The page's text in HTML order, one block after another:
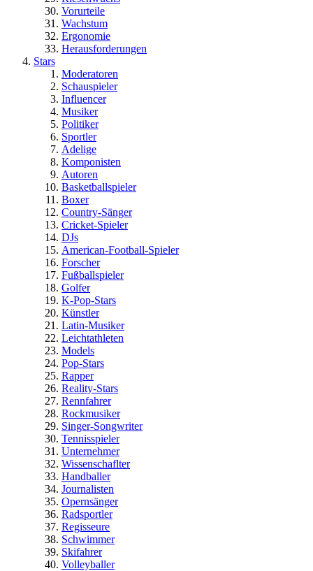
Vorurteile
Wachstum
Ergonomie
Herausforderungen
Stars
Moderatoren
Schauspieler
Influencer
Musiker
Politiker
Sportler
Adelige
Komponisten
Autoren
Basketballspieler
Boxer
Country-Sänger
Cricket-Spieler
DJs
American-Football-Spieler
Forscher
Fußballspieler
Golfer
K-Pop-Stars
Künstler
Latin-Musiker
Leichtathleten
Models
Pop-Stars
Rapper
Reality-Stars
Rennfahrer
Rockmusiker
Singer-Songwriter
Tennisspieler
Unternehmer
Wissenschaflter
Handballer
Journalisten
Opernsänger
Radsportler
Regisseure
Schwimmer
Skifahrer
Volleyballer